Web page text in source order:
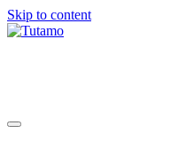
Skip to content